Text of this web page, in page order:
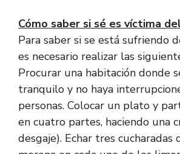
Cómo saber si sé es víctima
Para saber si se está sufriendo
es necesario realizar las
Procurar una habitación donde
tranquilo y no haya
personas. Colocar un plato y
en cuatro partes, haciendo una
desgaje). Echar tres cucharadas